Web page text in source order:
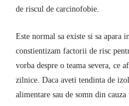
de riscul de carcinofobie.
Este normal sa existe si sa apara
constientizam factorii de risc
vorba despre o teama severa, ce
zilnice. Daca aveti tendinta de
alimentare sau de somn din